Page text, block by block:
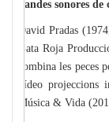
bandes sonores de
David Pradas
Gata Roja
combina les peces
vídeo
Música & Vida